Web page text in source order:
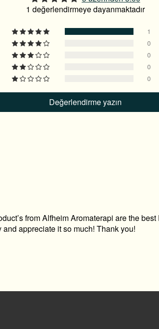
1 değerlendirmeye dayanmaktadır
1
0
0
0
0
Değerlendirme yazın
from Alfheim Aromaterapi are the
appreciate it so much! Thank you!